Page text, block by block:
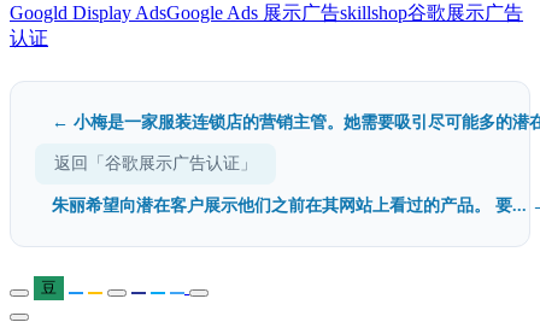
Googld Display AdsGoogle Ads 展示广告skillshop谷歌展示广告
认证
← 小梅是一家服装连锁店的营销主管。她需要吸引尽可能多的潜
返回「谷歌展示广告认证」
朱丽希望向潜在客户展示他们之前在其网站上看过的产品。 要...
豆